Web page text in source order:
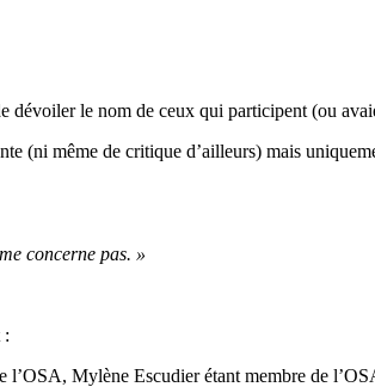
dévoiler le nom de ceux qui participent (ou
(ni même de critique d’ailleurs) mais
concerne pas. »
:
l’OSA, Mylène Escudier étant membre de